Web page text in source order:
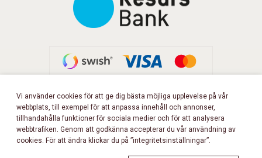
FÖLJ OSS PÅ FACEBOOK!
Vi använder cookies för att ge dig bästa möjliga upplevelse på vår
webbplats, till exempel för att anpassa innehåll och annonser,
tillhandahålla funktioner för sociala medier och för att analysera
webbtrafiken. Genom att godkänna accepterar du vår användning av
cookies. För att ändra klickar du på ”integritetsinställningar”.